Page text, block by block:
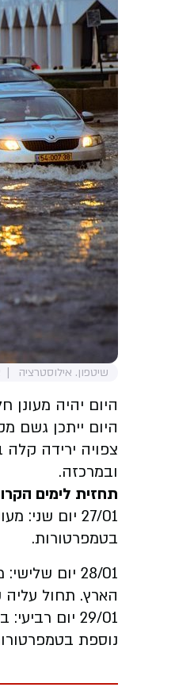
שיטפון. אילוסטרציה
היום יהיה
היום ייתכן גשם
צפויה ירידה קלה
ובמרכזה.
תחזית לימים
27/01 יום
בטמפרטורות.
28/01 יום
הארץ. תחול
29/01 יום
נוספת